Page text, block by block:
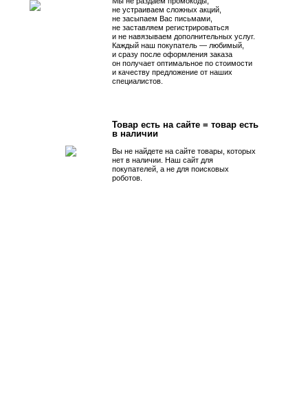
не устраиваем сложных акций,
не засыпаем Вас письмами,
не заставляем регистрироваться
и не навязываем дополнительных услуг.
Каждый наш покупатель — любимый,
и сразу после оформления заказа
он получает оптимальное по стоимости
и качеству предложение от наших
специалистов.
Товар есть на сайте = товар есть
в наличии
Вы не найдете на сайте товары, которых
нет в наличии. Наш сайт для
покупателей, а не для поисковых
роботов.